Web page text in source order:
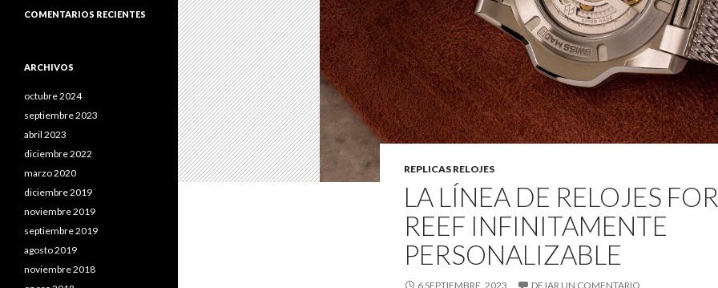
REPLICAS RELOJES
LA LÍNEA DE RELOJES
REEF INFINITAMENTE
PERSONALIZABLE
6 SEPTIEMBRE, 2023 DEJAR UN COMENTARIO
COMENTARIOS RECIENTES
ARCHIVOS
octubre 2024
septiembre 2023
abril 2023
diciembre 2022
marzo 2020
diciembre 2019
noviembre 2019
septiembre 2019
agosto 2019
noviembre 2018